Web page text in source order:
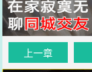
上一章